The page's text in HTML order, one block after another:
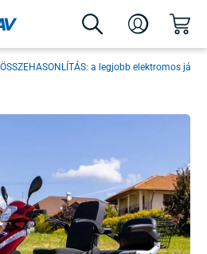
ÖSSZEHASONLÍTÁS: a legjobb elektromos